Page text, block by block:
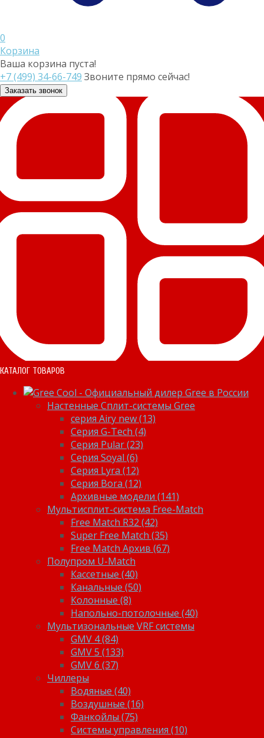
0
Корзина
Ваша корзина пуста!
+7 (499) 34-66-749 Звоните прямо сейчас!
Заказать звонок
КАТАЛОГ ТОВАРОВ
Настенные Сплит-системы Gree
серия Airy new (13)
Серия G-Tech (4)
Серия Pular (23)
Cерия Soyal (6)
Серия Lyra (12)
Серия Bora (12)
Архивные модели (141)
Мультисплит-система Free-Match
Free Match R32 (42)
Super Free Match (35)
Free Match Архив (67)
Полупром U-Match
Кассетные (40)
Канальные (50)
Колонные (8)
Напольно-потолочные (40)
Мультизональные VRF системы
GMV 4 (84)
GMV 5 (133)
GMV 6 (37)
Чиллеры
Водяные (40)
Воздушные (16)
Фанкойлы (75)
Системы управления (10)